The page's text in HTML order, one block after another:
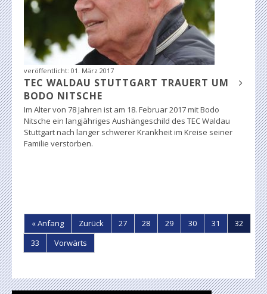
veröffentlicht: 01. März 2017
TEC WALDAU STUTTGART TRAUERT UM
BODO NITSCHE
Im Alter von 78 Jahren ist am 18. Februar 2017 mit Bodo
Nitsche ein langjähriges Aushängeschild des TEC Waldau
Stuttgart nach langer schwerer Krankheit im Kreise seiner
Familie verstorben.
« Anfang Zurück 27 28 29 30 31
32
33
Vorwärts